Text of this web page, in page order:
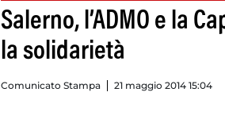
Salerno, l’ADMO e la
la solidarietà
Comunicato Stampa 21 maggio 2014 15:04